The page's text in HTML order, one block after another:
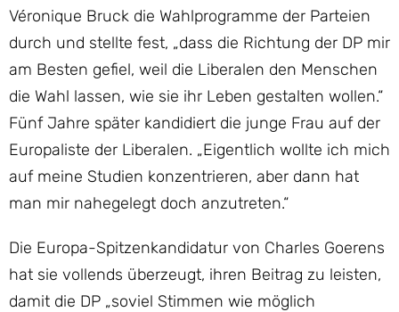
Véronique Bruck die Wahlprogramme der Parteien
durch und stellte fest, „dass die Richtung der DP mir
am Besten gefiel, weil die Liberalen den Menschen
die Wahl lassen, wie sie ihr Leben gestalten wollen.“
Fünf Jahre später kandidiert die junge Frau auf der
Europaliste der Liberalen. „Eigentlich wollte ich mich
auf meine Studien konzentrieren, aber dann hat
man mir nahegelegt doch anzutreten.“
Die Europa-Spitzenkandidatur von Charles Goerens
hat sie vollends überzeugt, ihren Beitrag zu leisten,
damit die DP „soviel Stimmen wie möglich